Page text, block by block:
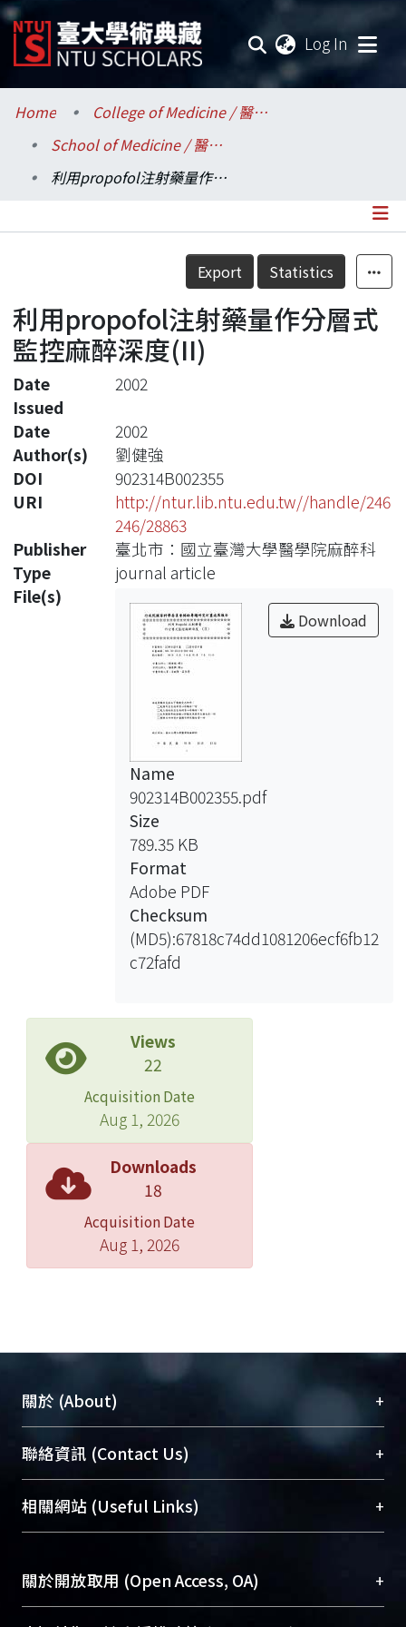
Log In
Communities & Collections
Research Outputs
Statistics
Home
College of Medicine / 醫學院
School of Medicine / 醫學系
利用propofol注射藥量作分層式監控麻醉深度(II)
Details
Export Statistics
利用propofol注射藥量作分層式
監控麻醉深度(II)
Date
Issued
2002
Date
2002
Author(s)
劉健強
DOI
902314B002355
URI
http://ntur.lib.ntu.edu.tw//handle/246
246/28863
Publisher
臺北市：國立臺灣大學醫學院麻醉科
Type
journal article
File(s)
Download
Name
902314B002355.pdf
Size
789.35 KB
Format
Adobe PDF
Checksum
(MD5):67818c74dd1081206ecf6fb12
c72fafd
Views
22
Acquisition Date
Aug 1, 2026
Downloads
18
Acquisition Date
Aug 1, 2026
關於 (About) +
臺大位居世界頂尖大學之列，為永久珍藏及向國際
展現本校豐碩的研究成果及學術能量，圖書館整合
機構典藏（NTUR）與學術庫（AH）不同功能平
台，成為臺大學術典藏NTU scholars。期能整合研
成果。
To permanently archive and promote researcher
聯絡資訊 (Contact Us) +
總館學科館員(Main Library)
醫學圖書館學科館員(Medical Library)
Sciences Library)
相關網站 (Useful Links) +
關於開放取用 (Open Access, OA) +